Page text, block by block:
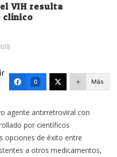
VIH resulta
clínico
0 Más
agente antirretroviral con
por científicos
opciones de éxito entre
a otros medicamentos,